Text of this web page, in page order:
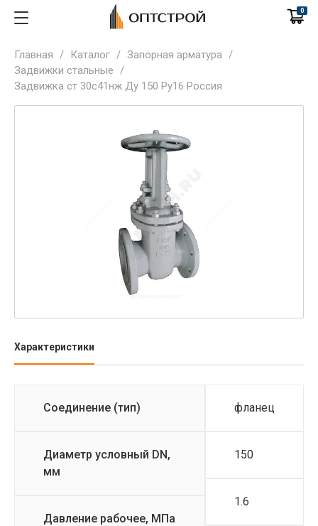
0
Главная / Каталог / Запорная арматура /
Задвижки стальные /
Задвижка ст 30с41нж Ду 150 Ру16 Россия
Характеристики
Соединение (тип)
Диаметр условный DN,
мм
Давление рабочее, МПа
фланец
150
1.6